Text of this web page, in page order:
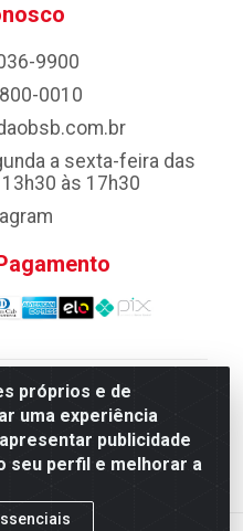
próprios e de
uma experiência
publicidade
seu perfil e melhorar a
9900
0010
a sexta-feira das
às 17h30
Queiroz Comercio e
10 Lotes 39 e, 41 - Setor
DF - CEP 72.135-100 -
0001-80